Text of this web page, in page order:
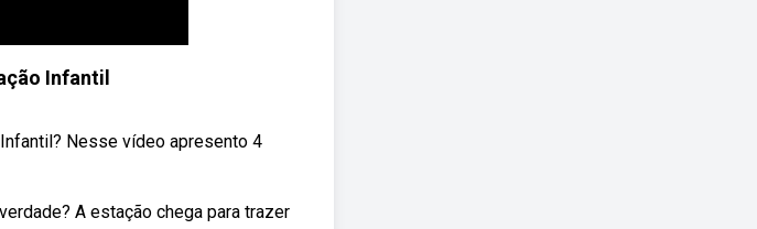
Infantil
Nesse vídeo apresento 4
A estação chega para trazer